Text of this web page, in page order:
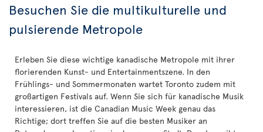
Besuchen Sie die multikulturelle und
pulsierende Metropole
Erleben Sie diese wichtige kanadische Metropole mit ihrer
florierenden Kunst- und Entertainmentszene. In den
Frühlings- und Sommermonaten wartet Toronto zudem mit
großartigen Festivals auf. Wenn Sie sich für kanadische Musik
interessieren, ist die Canadian Music Week genau das
Richtige; dort treffen Sie auf die besten Musiker an